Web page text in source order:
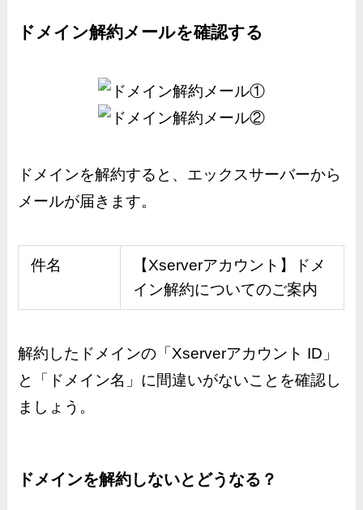
ドメイン解約メールを確認する
ドメインを解約すると、エックスサーバーから
メールが届きます。
件名
【Xserverアカウント】ドメ
イン解約についてのご案内
解約したドメインの「Xserverアカウント ID」
と「ドメイン名」に間違いがないことを確認し
ましょう。
ドメインを解約しないとどうなる？